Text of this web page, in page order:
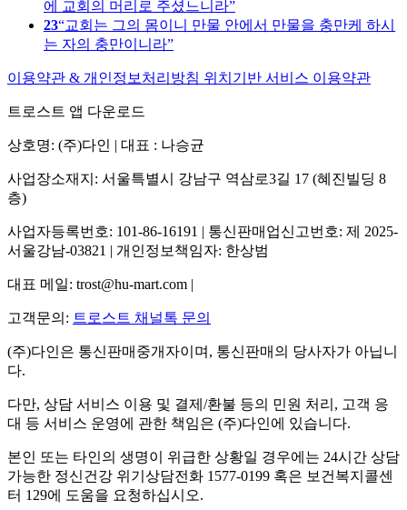
에 교회의 머리로 주셨느니라
23 교회는 그의 몸이니 만물 안에서 만물을 충만케 하시
는 자의 충만이니라
이용약관 & 개인정보처리방침 위치기반 서비스 이용약관
트로스트 앱 다운로드
상호명: (주)다인 | 대표 : 나승균
사업장소재지: 서울특별시 강남구 역삼로3길 17 (혜진빌딩 8
층)
사업자등록번호: 101-86-16191 | 통신판매업신고번호: 제 2025-
서울강남-03821 | 개인정보책임자: 한상범
대표 메일: trost@hu-mart.com |
고객문의: 트로스트 채널톡 문의
(주)다인은 통신판매중개자이며, 통신판매의 당사자가 아닙니
다.
다만, 상담 서비스 이용 및 결제/환불 등의 민원 처리, 고객 응
대 등 서비스 운영에 관한 책임은 (주)다인에 있습니다.
본인 또는 타인의 생명이 위급한 상황일 경우에는 24시간 상담
가능한 정신건강 위기상담전화 1577-0199 혹은 보건복지콜센
터 129에 도움을 요청하십시오.